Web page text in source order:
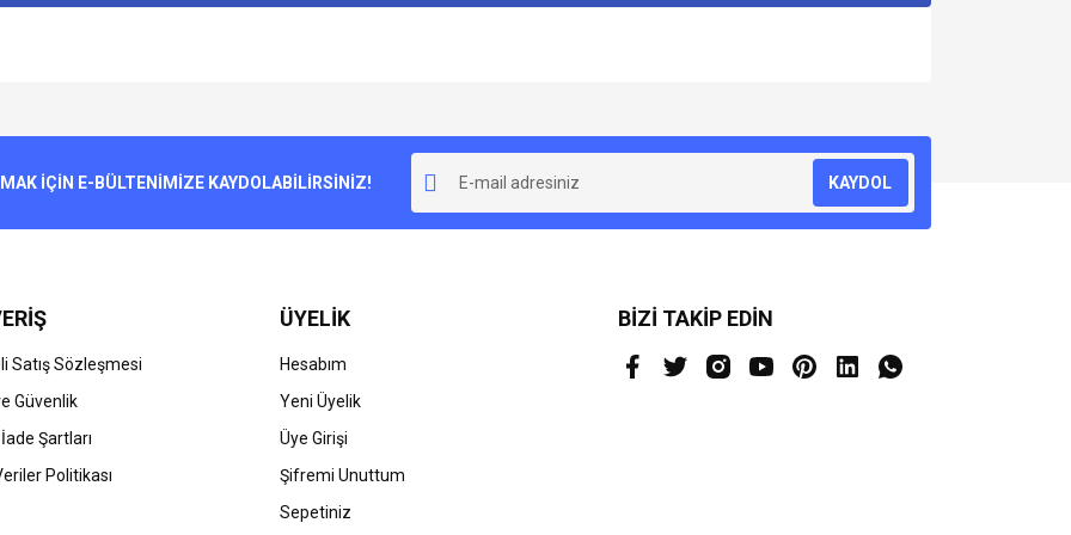
Gönder
İÇİN E-BÜLTENİMİZE KAYDOLABİLİRSİNİZ! KAYDOL
Satış Sözleşmesi
Güvenlik
Şartları
Politikası
ÜYELİK
Hesabım
Yeni Üyelik
Üye Girişi
Şifremi Unuttum
Sepetiniz
BİZİ TAKİP EDİN